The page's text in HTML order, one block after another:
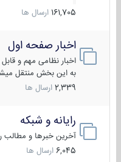
161,705 ارسال ها
اخبار صفحه اول
اخبار نظامی مهم و قابل
به این بخش منتقل
2,339 ارسال ها
رایانه و شبکه
آخرین خبرها و مطالب
6,045 ارسال ها